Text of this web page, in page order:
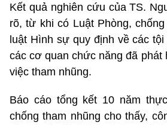
Kết quả nghiên cứu của TS.
rõ, từ khi có Luật Phòng,
luật Hình sự quy định về các
các cơ quan chức năng đã phát
việc tham nhũng.
Báo cáo tổng kết 10 năm
chống tham nhũng cho thấy,